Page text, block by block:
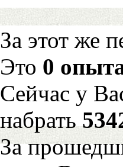
За этот же
Это 0
Сейчас у
набрать
За